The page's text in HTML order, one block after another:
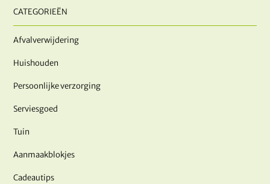
CATEGORIEËN
Afvalverwijdering
Huishouden
Persoonlijke verzorging
Serviesgoed
Tuin
Aanmaakblokjes
Cadeautips